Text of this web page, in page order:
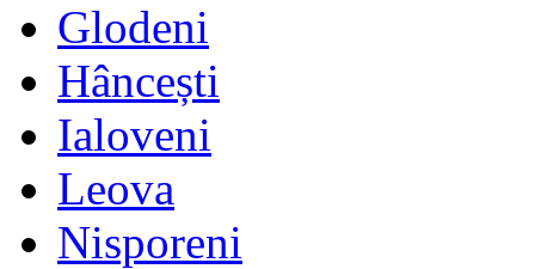
Glodeni
Hâncești
Ialoveni
Leova
Nisporeni